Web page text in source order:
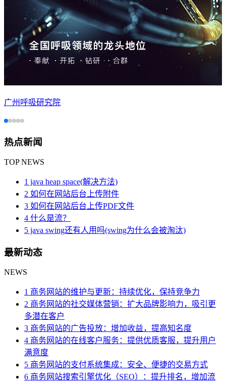
广州呼吸研究院
热点新闻
TOP NEWS
1 java heap space(解决方法)
2 如何在网站后台上传附件
3 如何在网站后台上传PDF文件
4 什么是流？
5 java swing还有人用吗(swing为什么会被淘汰)
最新动态
NEWS
1 商务网站的维护与更新：持续优化，保持竞争力
2 商务网站的社交媒体营销：扩大品牌影响力，吸引更
多潜在客户
3 商务网站的广告投放：增加收益，提高知名度
4 商务网站的在线客户服务：提供优质客服，提升用户
满意度
5 商务网站的支付系统集成：安全、便捷的交易方式
6 商务网站搜索引擎优化（SEO）：提升排名，增加流